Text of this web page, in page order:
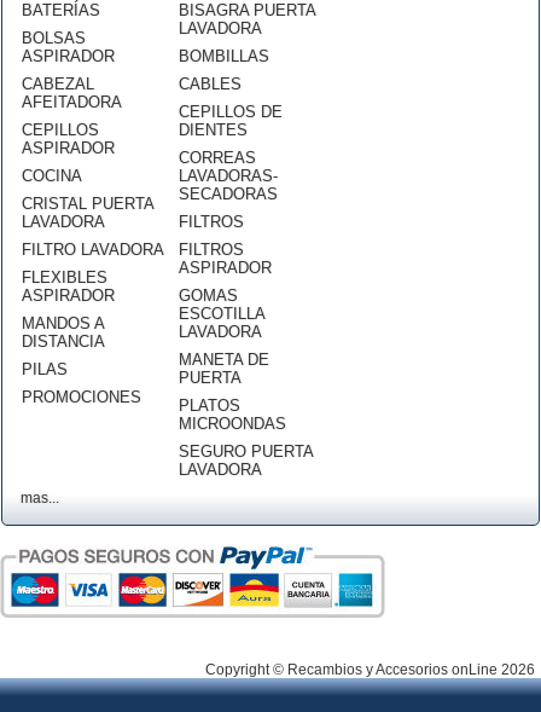
BATERÍAS
BOLSAS
ASPIRADOR
CABEZAL
AFEITADORA
CEPILLOS
ASPIRADOR
COCINA
CRISTAL PUERTA
LAVADORA
FILTRO LAVADORA
FLEXIBLES
ASPIRADOR
MANDOS A
DISTANCIA
PILAS
PROMOCIONES
BISAGRA PUERTA
LAVADORA
BOMBILLAS
CABLES
CEPILLOS DE
DIENTES
CORREAS
LAVADORAS-
SECADORAS
FILTROS
FILTROS
ASPIRADOR
GOMAS
ESCOTILLA
LAVADORA
MANETA DE
PUERTA
PLATOS
MICROONDAS
SEGURO PUERTA
LAVADORA
mas...
Copyright © Recambios y Accesorios onLine 2026